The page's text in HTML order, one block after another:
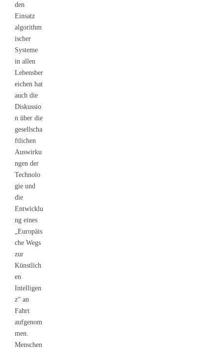
den
Einsatz
algorithm
ischer
Systeme
in allen
Lebensber
eichen hat
auch die
Diskussio
n über die
gesellscha
ftlichen
Auswirku
ngen der
Technolo
gie und
die
Entwicklu
ng eines
„Europäis
che Wegs
zur
Künstlich
en
Intelligen
z“ an
Fahrt
aufgenom
men.
Menschen